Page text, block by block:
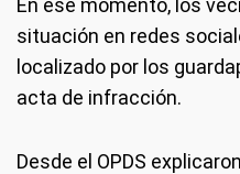
En ese momento, los
situación en redes
localizado por los
acta de infracción.
Desde el OPDS